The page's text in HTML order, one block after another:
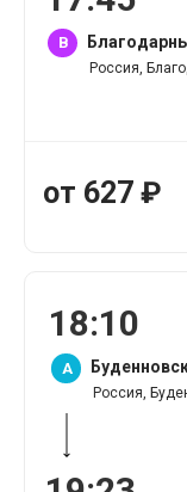
B
Россия,
от 627 ₽
18:10
A
Россия,